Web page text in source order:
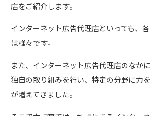
店をご紹介します。
インターネット広告代理店といっても、
は様々です。
また、インターネット広告代理店のなか
独自の取り組みを行い、特定の分野に力
が増えてきました。